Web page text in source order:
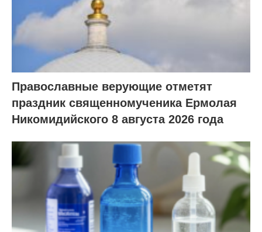
Православные верующие отметят
праздник священномученика Ермолая
Никомидийского 8 августа 2026 года